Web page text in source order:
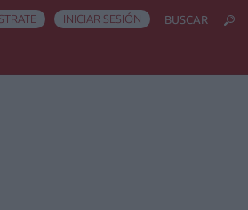
INICIAR SESIÓN BUSCAR